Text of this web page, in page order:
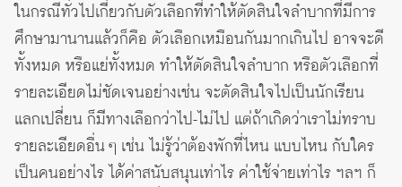
ในกรณีทั่วไปเกี่ยวกับตัวเลือกที่ทำให้ตัดสินใจลำบากที่มีการ
ศึกษามานานแล้วก็คือ ตัวเลือกเหมือนกันมากเกินไป อาจจะดี
ทั้งหมด หรือแย่ทั้งหมด ทำให้ตัดสินใจลำบาก หรือตัวเลือกที่
รายละเอียดไม่ชัดเจนอย่างเช่น จะตัดสินใจไปเป็นนักเรียน
แลกเปลี่ยน ก็มีทางเลือกว่าไป-ไม่ไป แต่ถ้าเกิดว่าเราไม่ทราบ
รายละเอียดอื่น ๆ เช่น ไม่รู้ว่าต้องพักที่ไหน แบบไหน กับใคร
เป็นคนอย่างไร ได้ค่าสนับสนุนเท่าไร ค่าใช้จ่ายเท่าไร ฯลฯ ก็